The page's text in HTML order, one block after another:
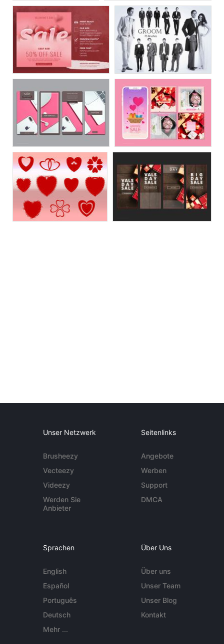
Unser Netzwerk
Brusheezy
Vecteezy
Videezy
Werden Sie
Anbieter
Seitenlinks
Angebote
Werben
Support
DMCA
Sprachen
English
Español
Português
Deutsch
Mehr ...
Über Uns
Über uns
Unser Team
Unser Blog
Kontakt